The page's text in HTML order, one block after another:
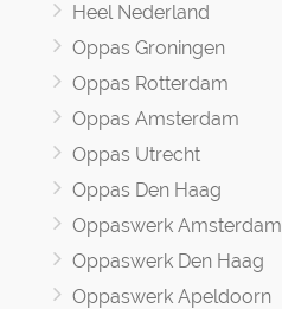
Heel Nederland
Oppas Groningen
Oppas Rotterdam
Oppas Amsterdam
Oppas Utrecht
Oppas Den Haag
Oppaswerk Amsterdam
Oppaswerk Den Haag
Oppaswerk Apeldoorn